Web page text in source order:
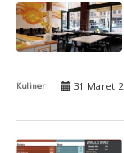
Kuliner 31 Maret